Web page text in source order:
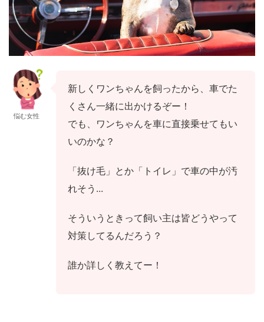
悩む女性
新しくワンちゃんを飼ったから、車でた
くさん一緒に出かけるぞー！
でも、ワンちゃんを車に直接乗せてもい
いのかな？
「抜け毛」とか「トイレ」で車の中が汚
れそう...
そういうときって飼い主は皆どうやって
対策してるんだろう？
誰か詳しく教えてー！